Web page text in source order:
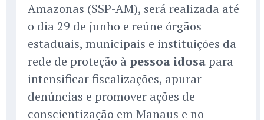
Amazonas (SSP-AM), será realizada até
o dia 29 de junho e reúne órgãos
estaduais, municipais e instituições da
rede de proteção à pessoa idosa para
intensificar fiscalizações, apurar
denúncias e promover ações de
conscientização em Manaus e no